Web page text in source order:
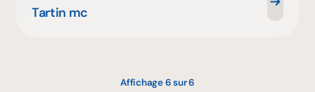
Tartin mc
Affichage 6 sur 6